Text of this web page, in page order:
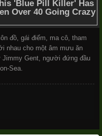
đồ, gái điếm, ma cô, tham
nhau cho một âm mưu ăn
Gent, người đứng đầu
Sea.